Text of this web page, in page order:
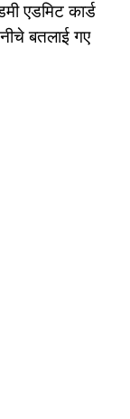
एडमिट कार्ड
बतलाई गए